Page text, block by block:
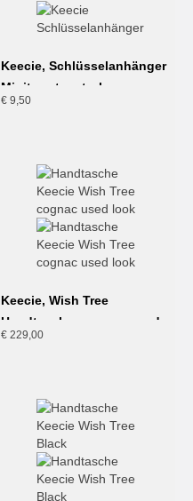
Keecie, Schlüsselanhänger
Minitweet, petrol
€ 9,50
Keecie, Wish Tree
Handtasche, cognac used
look
€ 229,00